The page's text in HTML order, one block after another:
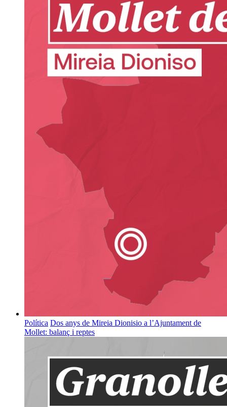
Política Dos anys de Mireia Dionisio a l’Ajuntament de
Mollet: balanç i reptes